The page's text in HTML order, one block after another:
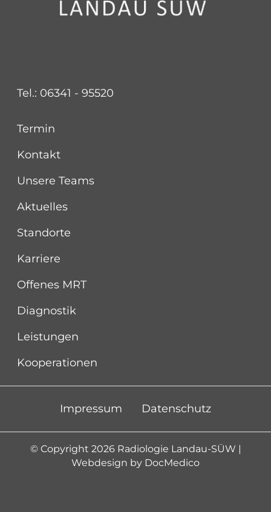
Tel.: 06341 - 95520
Termin
Kontakt
Unsere Teams
Aktuelles
Standorte
Karriere
Offenes MRT
Diagnostik
Leistungen
Kooperationen
Impressum Datenschutz
© Copyright 2026 Radiologie Landau-SÜW |
Webdesign by DocMedico